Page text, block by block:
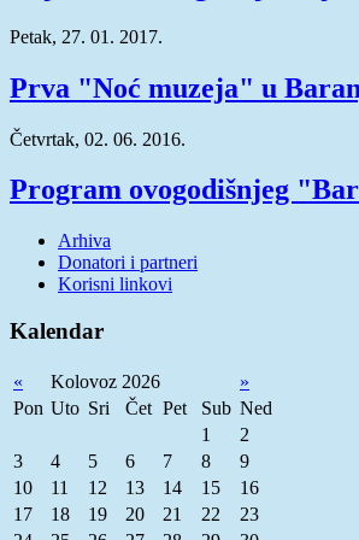
Petak, 27. 01. 2017.
Prva "Noć muzeja" u
Četvrtak, 02. 06. 2016.
Program ovogodišnjeg
Arhiva
Donatori i partneri
Korisni linkovi
Kalendar
« Kolovoz 2026
»
Pon Uto Sri Čet Pet Sub Ned
1
2
3
4 5 6 7 8
9
10
11 12 13 14 15
16
17
18 19 20 21 22
23